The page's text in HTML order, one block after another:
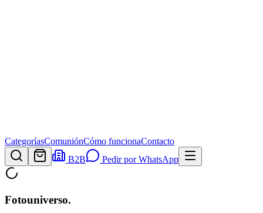
CategoríasComuniónCómo funcionaContacto
B2B
Pedir por WhatsApp
Fotouniverso.